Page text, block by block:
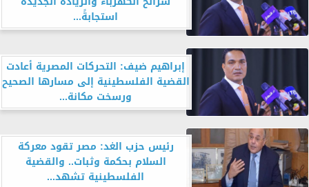
استجابةً...
إبراهيم ضيف: التحركات المصرية أعادت
القضية الفلسطينية إلى مسارها الصحيح
ورسخت مكانة...
رئيس حزب الغد: مصر تقود معركة
السلام بحكمة وثبات.. والقضية
الفلسطينية تشهد...